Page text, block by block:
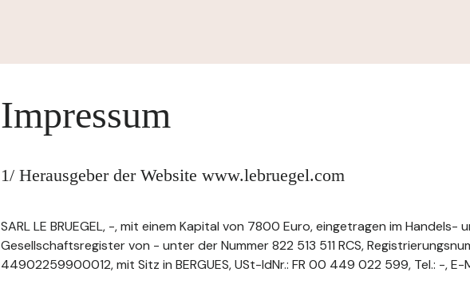
Impressum
1/ Herausgeber der Website www.lebruegel.com
SARL LE BRUEGEL, -, mit einem Kapital von 7800 Euro, eingetragen im Handels-
Gesellschaftsregister von - unter der Nummer 822 513 511 RCS,
44902259900012, mit Sitz in BERGUES, USt-IdNr.: FR 00 449 022 599, Tel.: -, E-